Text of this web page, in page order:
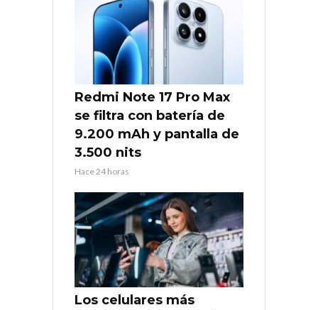
Redmi Note 17 Pro Max
se filtra con batería de
9.200 mAh y pantalla de
3.500 nits
Hace 24 horas
Los celulares más